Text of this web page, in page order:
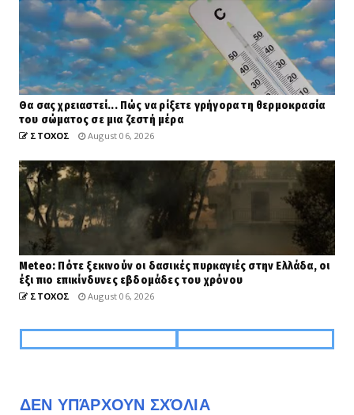
Θα σας χρειαστεί... Πώς να ρίξετε γρήγορα τη θερμοκρασία
του σώματος σε μια ζεστή μέρα
ΣΤΟΧΟΣ August 06, 2026
Meteo: Πότε ξεκινούν οι δασικές πυρκαγιές στην Ελλάδα, οι
έξι πιο επικίνδυνες εβδομάδες του χρόνου
ΣΤΟΧΟΣ August 06, 2026
ΔΕΝ ΥΠΆΡΧΟΥΝ ΣΧΌΛΙΑ